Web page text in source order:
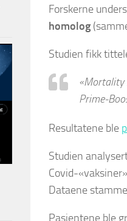
Forskerne
homolog
Studien fikk
«Mortality
Prime-
Resultatene ble
Studien
Covid-
Dataene
Pasientene ble